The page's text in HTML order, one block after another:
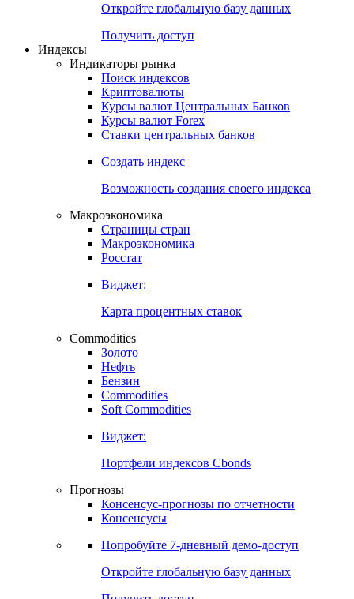
Откройте глобальную базу данных
Получить доступ
Индексы
Индикаторы рынка
Поиск индексов
Криптовалюты
Курсы валют Центральных Банков
Курсы валют Forex
Ставки центральных банков
Создать индекс
Возможность создания своего индекса
Макроэкономика
Страницы стран
Макроэкономика
Росстат
Виджет:
Карта процентных ставок
Commodities
Золото
Нефть
Бензин
Commodities
Soft Commodities
Виджет:
Портфели индексов Cbonds
Прогнозы
Консенсус-прогнозы по отчетности
Консенсусы
Попробуйте 7-дневный демо-доступ
Откройте глобальную базу данных